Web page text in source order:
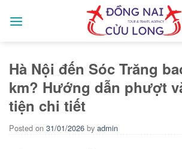
Hà Nội đến Sóc Trăng
km? Hướng dẫn phượt
tiện chi tiết
Posted on 31/01/2026 by admin